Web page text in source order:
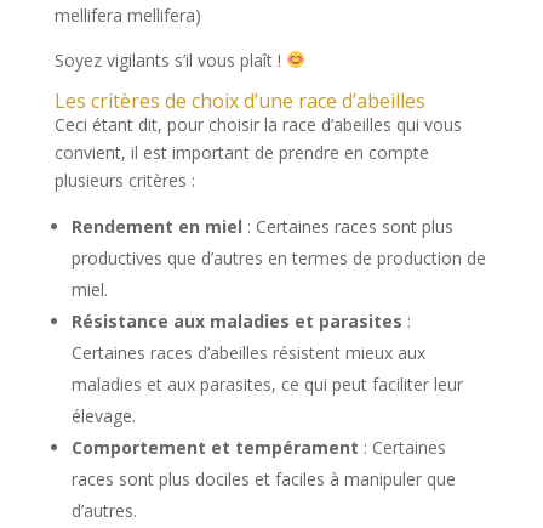
mellifera mellifera)
Soyez vigilants s’il vous plaît !
Les critères de choix d’une race d’abeilles
Ceci étant dit, pour choisir la race d’abeilles qui vous
convient, il est important de prendre en compte
plusieurs critères :
Rendement en miel : Certaines races sont plus
productives que d’autres en termes de production de
miel.
Résistance aux maladies et parasites :
Certaines races d’abeilles résistent mieux aux
maladies et aux parasites, ce qui peut faciliter leur
élevage.
Comportement et tempérament : Certaines
races sont plus dociles et faciles à manipuler que
d’autres.